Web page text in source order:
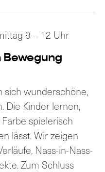
9 – 12 Uhr
sich wunderschöne,
Die Kinder lernen,
spielerisch
lässt. Wir zeigen
Nass-in-Nass-
Zum Schluss